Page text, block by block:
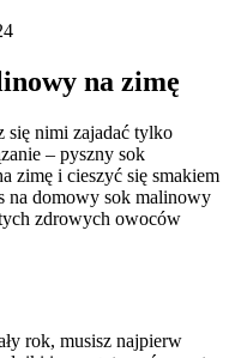
na zimę
się nimi zajadać tylko
– pyszny sok
zimę i cieszyć się smakiem
na domowy sok malinowy
zdrowych owoców
rok, musisz najpierw